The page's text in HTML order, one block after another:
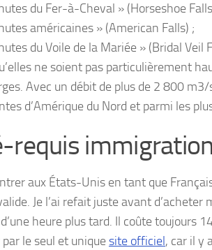
du Fer-à-Cheval » (Horseshoe
américaines » (American Falls) ;
du Voile de la Mariée » (Bridal Veil
ne soient pas particulièrement
Avec un débit de plus de 2 800
d’Amérique du Nord et parmi les
requis immigration
aux États-Unis en tant que
Je l’ai refait juste avant
heure plus tard. Il coûte toujours
par le seul et uniquesite officiel, car il y